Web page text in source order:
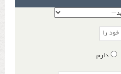
دارم